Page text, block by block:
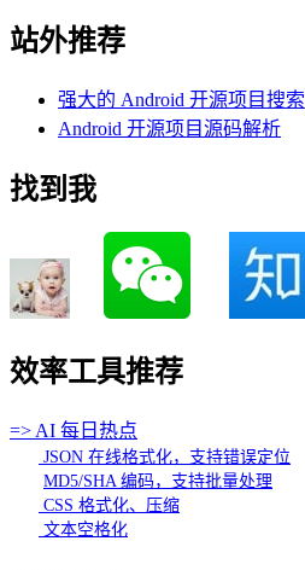
站外推荐
强大的 Android 开源项目搜索
Android 开源项目源码解析
找到我
效率工具推荐
=> AI 每日热点
JSON 在线格式化，支持错误定位
MD5/SHA 编码，支持批量处理
CSS 格式化、压缩
文本空格化